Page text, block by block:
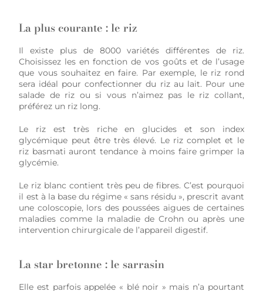
La plus courante : le riz
Il existe plus de 8000 variétés différentes de riz.
Choisissez les en fonction de vos goûts et de l’usage
que vous souhaitez en faire. Par exemple, le riz rond
sera idéal pour confectionner du riz au lait. Pour une
salade de riz ou si vous n’aimez pas le riz collant,
préférez un riz long.
Le riz est très riche en glucides et son index
glycémique peut être très élevé. Le riz complet et le
riz basmati auront tendance à moins faire grimper la
glycémie.
Le riz blanc contient très peu de fibres. C’est pourquoi
il est à la base du régime « sans résidu », prescrit avant
une coloscopie, lors des poussées aigues de certaines
maladies comme la maladie de Crohn ou après une
intervention chirurgicale de l’appareil digestif.
La star bretonne : le sarrasin
Elle est parfois appelée « blé noir » mais n’a pourtant